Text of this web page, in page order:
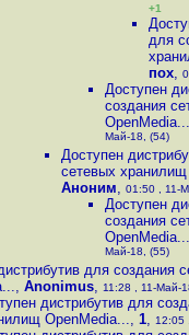
+1
для
пох,
Доступен
создания
OpenMedia...
Май-18, (54)
Доступен
сетевых
Аноним, 01:50 , 11-
Доступен
создания
OpenMedia...
Май-18, (55)
для создания
, Anonimus, 11:28 , 11-Май-
дистрибутив для
OpenMedia..., 1, 12:05